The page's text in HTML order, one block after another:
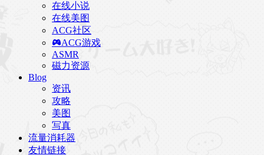
在线小说
在线美图
ACG社区
ACG游戏
ASMR
磁力资源
Blog
资讯
攻略
美图
写真
流量消耗器
友情链接